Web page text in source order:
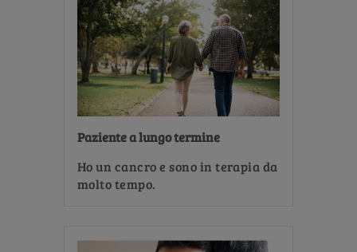
Paziente a lungo termine
Ho un cancro e sono in terapia da
molto tempo.